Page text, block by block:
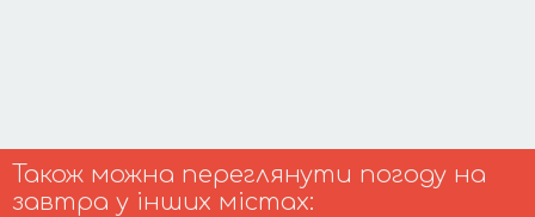
Також можна переглянути погоду на
завтра у інших містах: